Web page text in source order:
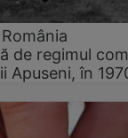
de regimul
Apuseni, în